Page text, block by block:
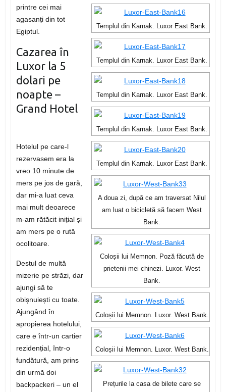
Templul din Karnak. Luxor East Bank.
Templul din Karnak. Luxor East Bank.
Templul din Karnak. Luxor East Bank.
Templul din Karnak. Luxor East Bank.
Templul din Karnak. Luxor East Bank.
A doua zi, după ce am traversat Nilul
am luat o bicicletă să facem West
Bank.
Coloșii lui Memnon. Poză făcută de
prietenii mei chinezi. Luxor. West
Bank.
Coloșii lui Memnon. Luxor. West Bank.
Coloșii lui Memnon. Luxor. West Bank.
Prețurile la casa de bilete care se
printre cei mai
agasanți din tot
Egiptul.
Cazarea în
Luxor la 5
dolari pe
noapte –
Grand Hotel
Hotelul pe care-l
rezervasem era la
vreo 10 minute de
mers pe jos de gară,
dar mi-a luat ceva
mai mult deoarece
m-am rătăcit inițial și
am mers pe o rută
ocolitoare.
Destul de multă
mizerie pe străzi, dar
ajungi să te
obișnuiești cu toate.
Ajungând în
apropierea hotelului,
care e într-un cartier
rezidențial, într-o
fundătură, am prins
din urmă doi
backpackeri – un el